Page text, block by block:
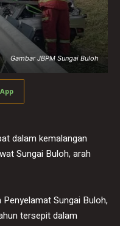
Gambar JBPM Sungai Buloh
dalam kemalangan
Sungai Buloh, arah
Sungai Buloh,
tersepit dalam